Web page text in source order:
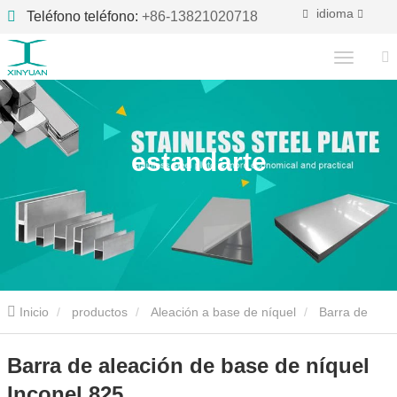
Teléfono teléfono: +86-13821020718 idioma
estandarte
Inicio productos Aleación a base de níquel Barra de
Barra de aleación de base de níquel